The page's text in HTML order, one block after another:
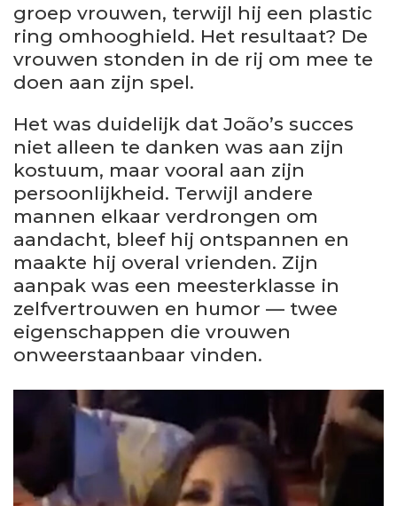
groep vrouwen, terwijl hij een plastic
ring omhooghield. Het resultaat? De
vrouwen stonden in de rij om mee te
doen aan zijn spel.
Het was duidelijk dat João’s succes
niet alleen te danken was aan zijn
kostuum, maar vooral aan zijn
persoonlijkheid. Terwijl andere
mannen elkaar verdrongen om
aandacht, bleef hij ontspannen en
maakte hij overal vrienden. Zijn
aanpak was een meesterklasse in
zelfvertrouwen en humor — twee
eigenschappen die vrouwen
onweerstaanbaar vinden.